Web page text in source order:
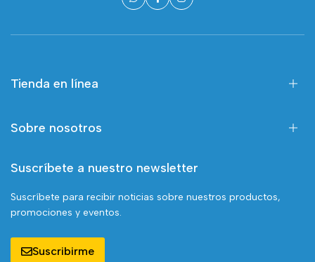
Tienda en línea
Sobre nosotros
Suscríbete a nuestro newsletter
Suscríbete para recibir noticias sobre nuestros productos,
promociones y eventos.
Suscribirme